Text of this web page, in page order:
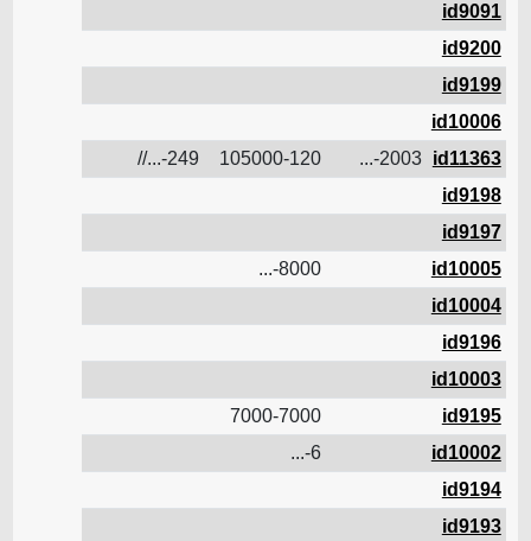
id9091
id9200
id9199
id10006
id11363
2003-...
105000-120
249-...//
id9198
id9197
id10005
8000-...
id10004
id9196
id10003
id9195
7000-7000
id10002
6-...
id9194
id9193